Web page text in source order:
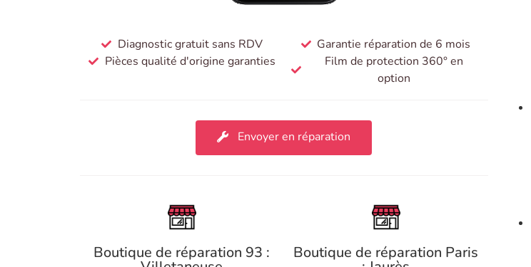
Diagnostic gratuit sans RDV
Pièces qualité d'origine garanties
Garantie réparation de 6 mois
Film de protection 360° en
option
Envoyer en réparation
Boutique de réparation 93 : Boutique de réparation Paris